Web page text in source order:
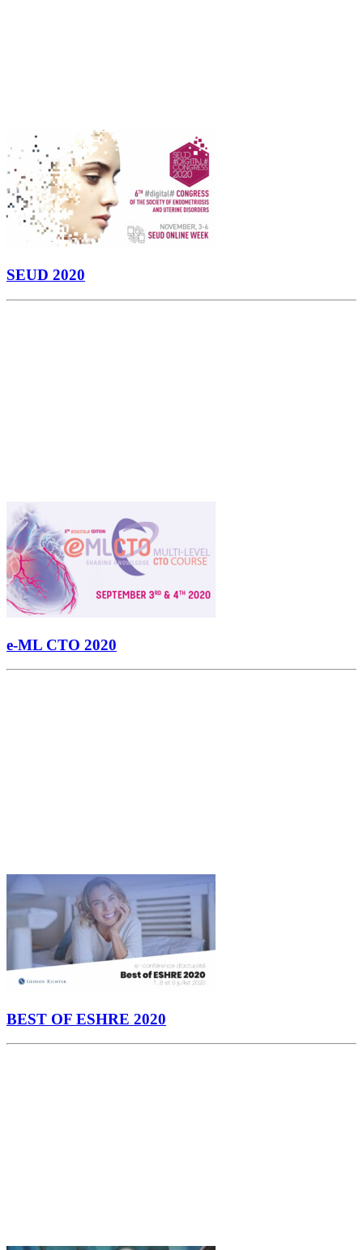
SEUD 2020
e-ML CTO 2020
BEST OF ESHRE 2020